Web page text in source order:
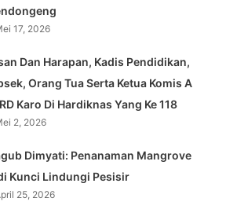
17, 2026
Dan Harapan, Kadis Pendidikan,
Orang Tua Serta Ketua Komis A
Karo Di Hardiknas Yang Ke 118
2, 2026
Dimyati: Penanaman Mangrove
Kunci Lindungi Pesisir
25, 2026